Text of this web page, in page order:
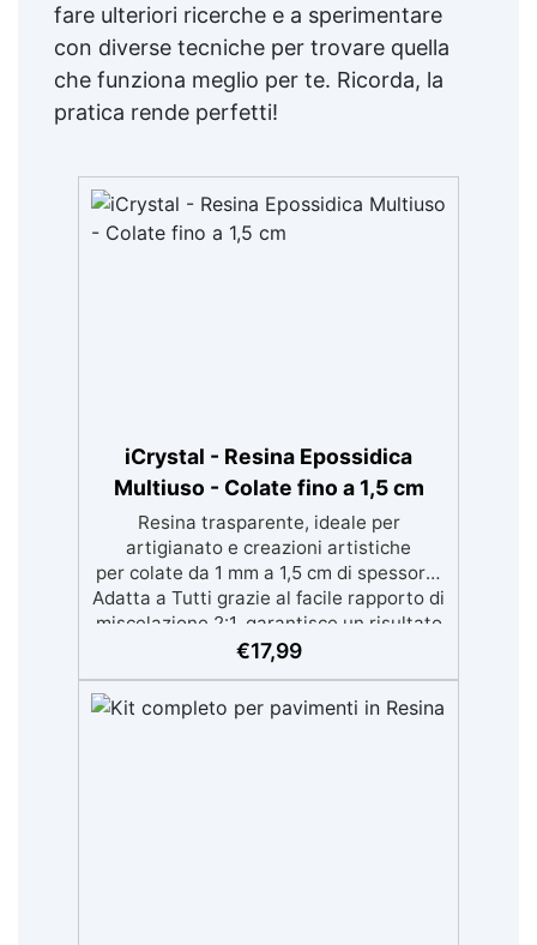
fare ulteriori ricerche e a sperimentare
con diverse tecniche per trovare quella
che funziona meglio per te. Ricorda, la
pratica rende perfetti!
iCrystal - Resina Epossidica
Multiuso - Colate fino a 1,5 cm
Resina trasparente, ideale per
artigianato e creazioni artistiche
per colate da 1 mm a 1,5 cm di spessore.
Adatta a Tutti grazie al facile rapporto di
miscelazione 2:1, garantisce un risultato
senza imperfezioni Bassa viscosità per
legno, silicone, vetro, metallo e altri
materiali. Certificata post-catalisi
€17,99